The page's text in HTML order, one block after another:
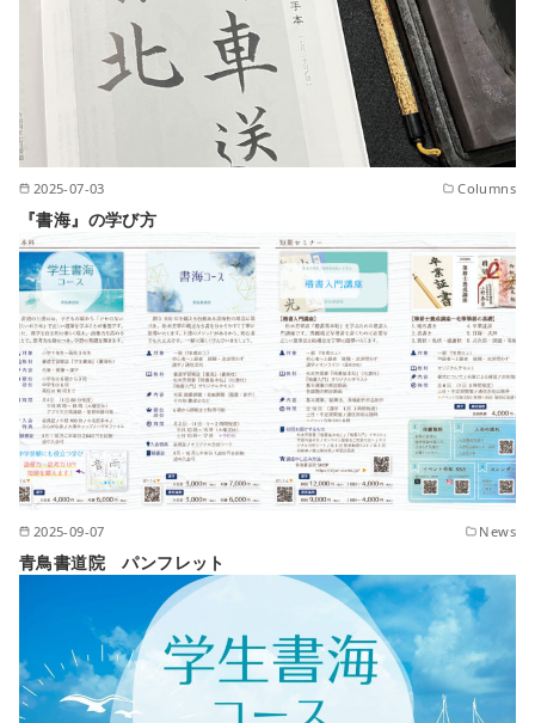
2025-07-03 Columns
『書海』の学び方
2025-09-07 News
青鳥書道院 パンフレット